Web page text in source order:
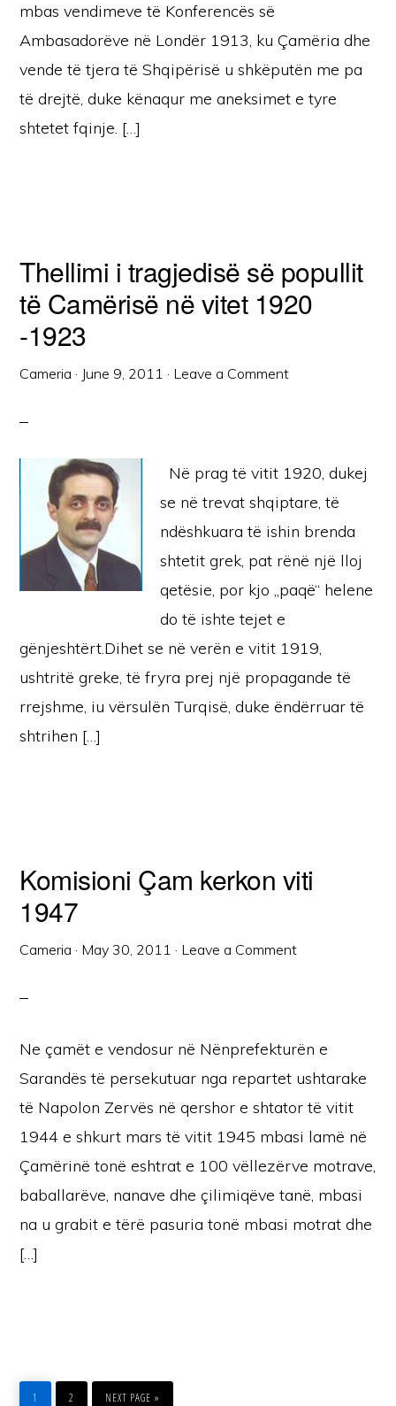
mbas vendimeve të Konferencës së
Ambasadorëve në Londër 1913, ku Çamëria dhe
vende të tjera të Shqipërisë u shkëputën me pa
të drejtë, duke kënaqur me aneksimet e tyre
shtetet fqinje. […]
Thellimi i tragjedisë së popullit
të Camërisë në vitet 1920
-1923
Cameria · June 9, 2011 · Leave a Comment
Në prag të vitit 1920, dukej
se në trevat shqiptare, të
ndëshkuara të ishin brenda
shtetit grek, pat rënë një lloj
qetësie, por kjo „paqë“ helene
do të ishte tejet e
gënjeshtërt.Dihet se në verën e vitit 1919,
ushtritë greke, të fryra prej një propagande të
rrejshme, iu vërsulën Turqisë, duke ëndërruar të
shtrihen […]
Komisioni Çam kerkon viti
1947
Cameria · May 30, 2011 · Leave a Comment
Ne çamët e vendosur në Nënprefekturën e
Sarandës të persekutuar nga repartet ushtarake
të Napolon Zervës në qershor e shtator të vitit
1944 e shkurt mars të vitit 1945 mbasi lamë në
Çamërinë tonë eshtrat e 100 vëllezërve motrave,
baballarëve, nanave dhe çilimiqëve tanë, mbasi
na u grabit e tërë pasuria tonë mbasi motrat dhe
[…]
PAGE
1
PAGE
2
GO
TO
NEXT PAGE »